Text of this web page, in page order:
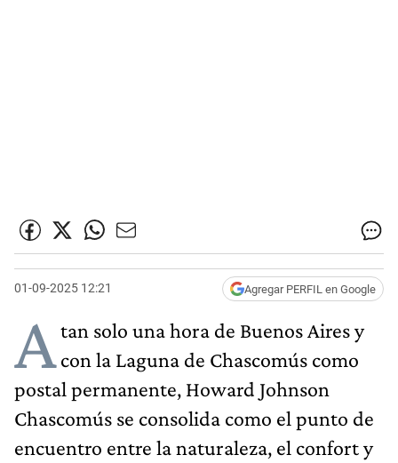
01-09-2025 12:21 Agregar PERFIL en Google
Atan solo una hora de Buenos Aires y
con la Laguna de Chascomús como
postal permanente, Howard Johnson
Chascomús se consolida como el punto de
encuentro entre la naturaleza, el confort y